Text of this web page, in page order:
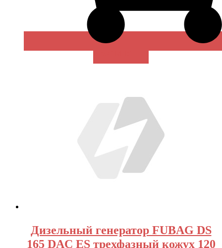
Дизельный генератор FUBAG DS
165 DAC ES трехфазный кожух 120